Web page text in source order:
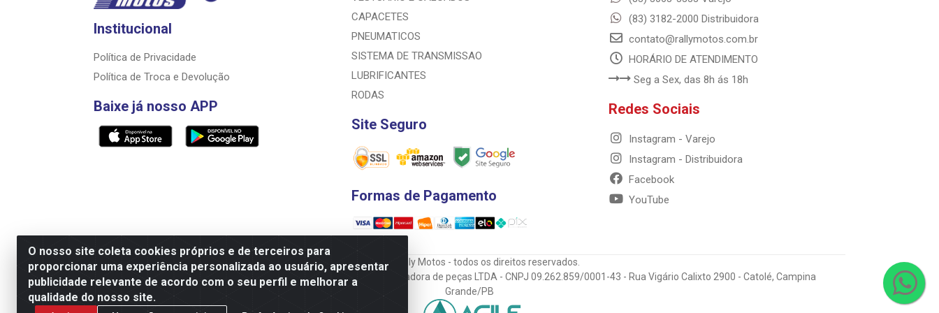
O nosso site coleta cookies próprios e de terceiros para
proporcionar uma experiência personalizada ao usuário, apresentar
publicidade relevante de acordo com o seu perfil e melhorar a
qualidade do nosso site.
Institucional
Política de Privacidade
Política de Troca e Devolução
Baixe já nosso APP
CAPACETES
PNEUMATICOS
SISTEMA DE TRANSMISSAO
LUBRIFICANTES
RODAS
Site Seguro
Formas de Pagamento
(83) 3182-2000 Distribuidora
contato@rallymotos.com.br
HORÁRIO DE ATENDIMENTO
Seg a Sex, das 8h ás 18h
Redes Sociais
Instagram - Varejo
Instagram - Distribuidora
Facebook
YouTube
© 2023 Rally Motos - todos os direitos reservados.
Razão Social: Rally motos distribuidora, importadora e transportadora de peças LTDA - CNPJ 09.262.859/0001-43 - Rua Vigário Calixto 2900 - Catolé, Campina
Grande/PB